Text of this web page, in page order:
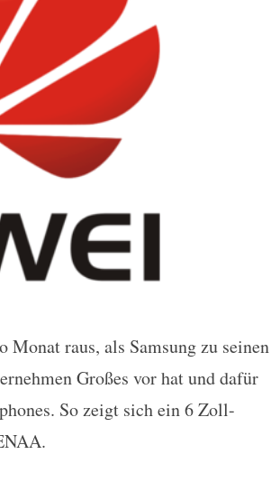
der TENAA
raus, als Samsung zu seinen
Großes vor hat und dafür
So zeigt sich ein 6 Zoll-